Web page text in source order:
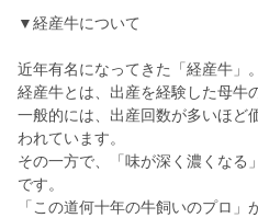
▼経産牛について
近年有名になってきた「経産牛」。
経産牛とは、出産を経験した母牛
一般的には、出産回数が多いほど
われています。
その一方で、「味が深く濃くなる
です。
「この道何十年の牛飼いのプロ